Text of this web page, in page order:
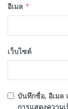
อีเมล *
เว็บไซต์
บันทึกชื่อ, อีเมล
การแสดงความ